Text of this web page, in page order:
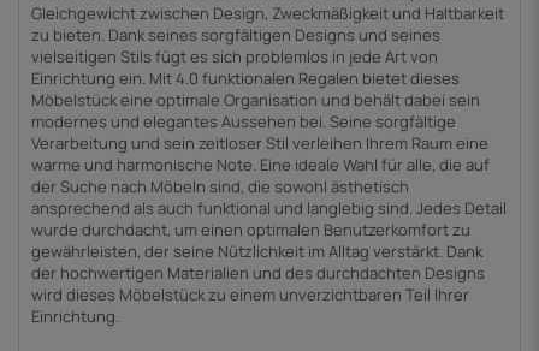
Gleichgewicht zwischen Design, Zweckmäßigkeit und Haltbarkeit
zu bieten. Dank seines sorgfältigen Designs und seines
vielseitigen Stils fügt es sich problemlos in jede Art von
Einrichtung ein. Mit 4.0 funktionalen Regalen bietet dieses
Möbelstück eine optimale Organisation und behält dabei sein
modernes und elegantes Aussehen bei. Seine sorgfältige
Verarbeitung und sein zeitloser Stil verleihen Ihrem Raum eine
warme und harmonische Note. Eine ideale Wahl für alle, die auf
der Suche nach Möbeln sind, die sowohl ästhetisch
ansprechend als auch funktional und langlebig sind. Jedes Detail
wurde durchdacht, um einen optimalen Benutzerkomfort zu
gewährleisten, der seine Nützlichkeit im Alltag verstärkt. Dank
der hochwertigen Materialien und des durchdachten Designs
wird dieses Möbelstück zu einem unverzichtbaren Teil Ihrer
Einrichtung.